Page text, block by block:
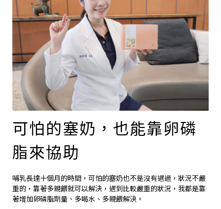
可怕的塞奶，也能靠卵磷
脂來協助
哺乳長達十個月的時間，可怕的塞奶也不是沒有遇過，狀況不嚴
重的，靠著多親餵就可以解決，遇到比較嚴重的狀況，我都是靠
著增加卵磷脂劑量、多喝水、多親餵解決。